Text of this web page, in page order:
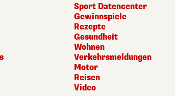
Sport Datencenter
Gewinnspiele
Rezepte
Gesundheit
Wohnen
Verkehrsmeldungen
Motor
Reisen
Video